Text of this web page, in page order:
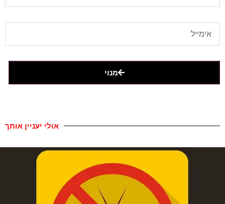
מנוי
אולי יעניין אותך